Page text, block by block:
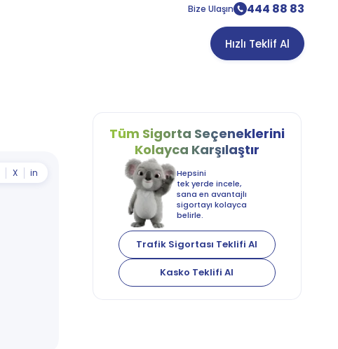
Bize Ulaşın 444 88 83
Hızlı Teklif Al
X in
Tüm Sigorta Seçeneklerini
Kolayca Karşılaştır
Hepsini
tek yerde incele,
sana en avantajlı
sigortayı kolayca
belirle.
Trafik Sigortası Teklifi Al
Kasko Teklifi Al